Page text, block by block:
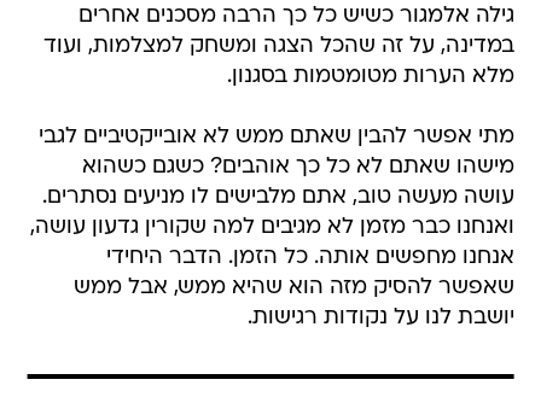
גילה אלמגור כשיש כל כך הרבה מסכנים אחרים
במדינה, על זה שהכל הצגה ומשחק למצלמות, ועוד
מלא הערות מטומטמות בסגנון.
מתי אפשר להבין שאתם ממש לא אובייקטיביים לגבי
מישהו שאתם לא כל כך אוהבים? כשגם כשהוא
עושה מעשה טוב, אתם מלבישים לו מניעים נסתרים.
ואנחנו כבר מזמן לא מגיבים למה שקורין גדעון עושה,
אנחנו מחפשים אותה. כל הזמן. הדבר היחידי
שאפשר להסיק מזה הוא שהיא ממש, אבל ממש
יושבת לנו על נקודות רגישות.